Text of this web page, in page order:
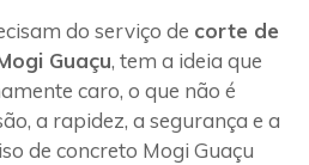
do serviço de corte de
Guaçu, tem a ideia que
caro, o que não é
a rapidez, a segurança e a
de concreto Mogi Guaçu